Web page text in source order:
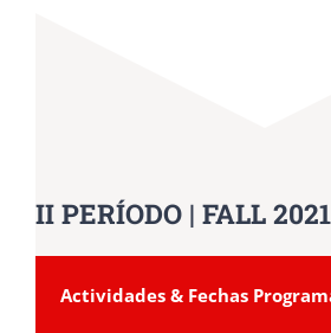
II PERÍODO | FALL 2021
Actividades & Fechas